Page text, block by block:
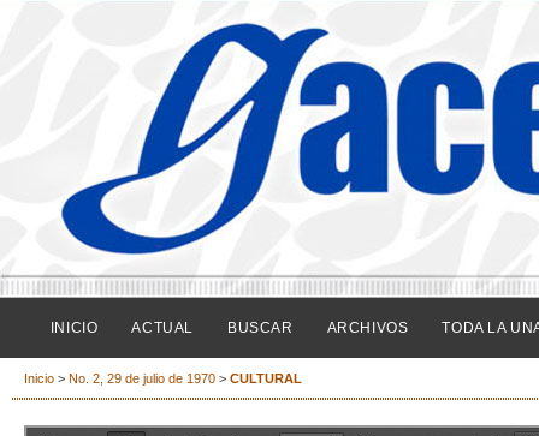
INICIO ACTUAL BUSCAR ARCHIVOS TODA LA
Inicio > No. 2, 29 de julio de 1970 > CULTURAL